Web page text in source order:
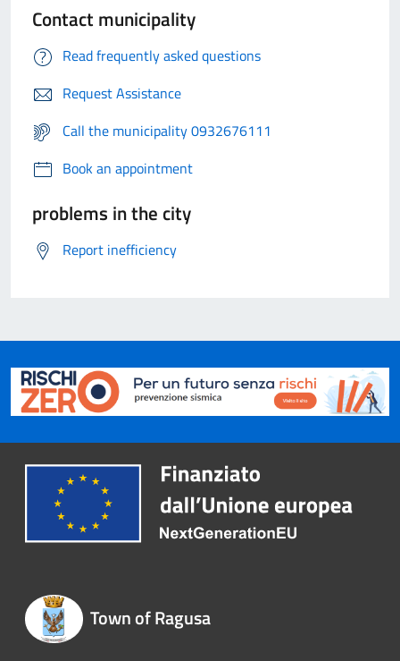
Contact municipality
Read frequently asked questions
Request Assistance
Call the municipality 0932676111
Book an appointment
problems in the city
Report inefficiency
Town of Ragusa